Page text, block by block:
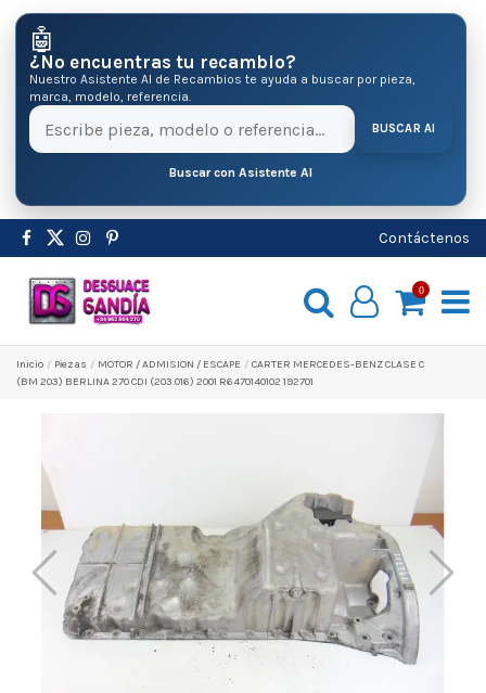
🤖
¿No encuentras tu recambio?
Nuestro Asistente AI de Recambios te ayuda a buscar por pieza,
marca, modelo, referencia.
BUSCAR AI
Buscar con Asistente AI
Contáctenos
0
Inicio Pіezas MOTOR / ADMISION / ESCAPE
CARTER MERCEDES-BENZ CLASE C
(BM 203) BERLINA 270 CDI (203.016) 2001 R6470140102 192701